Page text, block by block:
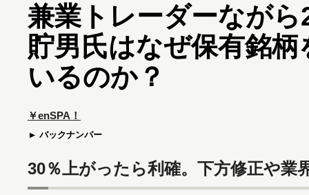
兼業トレーダーなが
貯男氏はなぜ保有銘
いるのか？
￥enSPA！
バックナンバー
30％上がったら利確。下方修正や業